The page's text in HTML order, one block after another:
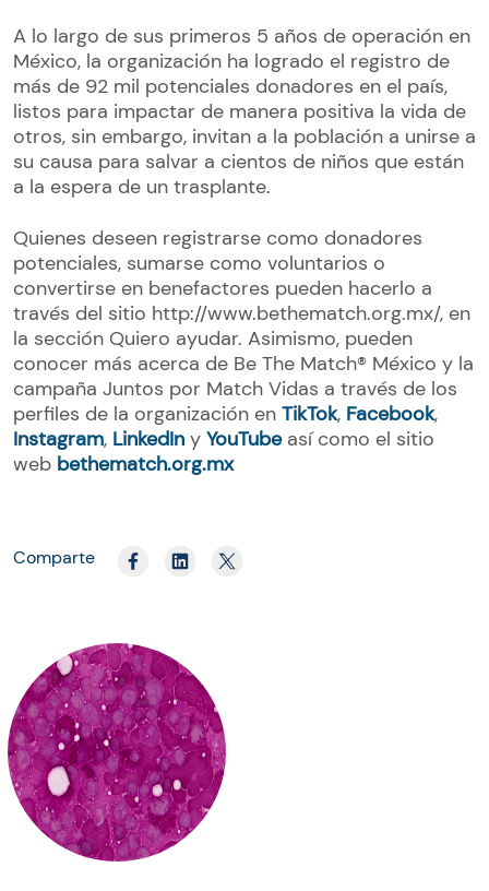
A lo largo de sus primeros 5 años de operación en
México, la organización ha logrado el registro de
más de 92 mil potenciales donadores en el país,
listos para impactar de manera positiva la vida de
otros, sin embargo, invitan a la población a unirse a
su causa para salvar a cientos de niños que están
a la espera de un trasplante.
Quienes deseen registrarse como donadores
potenciales, sumarse como voluntarios o
convertirse en benefactores pueden hacerlo a
través del sitio http://www.bethematch.org.mx/, en
la sección Quiero ayudar. Asimismo, pueden
conocer más acerca de Be The Match® México y la
campaña Juntos por Match Vidas a través de los
perfiles de la organización en TikTok, Facebook,
Instagram, LinkedIn y YouTubeasí como el sitio
web bethematch.org.mx
Comparte